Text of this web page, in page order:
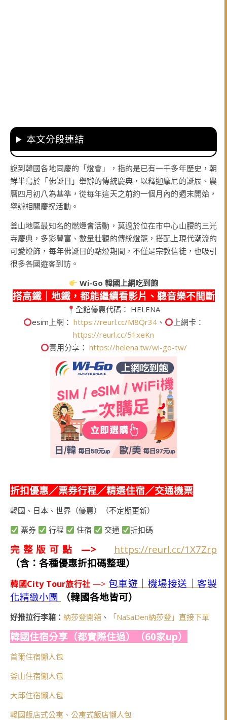
本文分段連結
說到韓國各地同慶的「燈會」，指的是已有一千多年歷史，朝
鮮半島於「佛誕日」舉辦的傳統慶典，以釋迦摩尼的誕辰、農
曆四月初八為基準，從每年這天之前約一個月內的週末開始，
舉辦相關慶祝活動。
釜山地區最知名的燃燈會活動，莫過於位在市中心山腰的三光
寺慶典，多彩豐富、數量壯觀的傳統燈籠，搭配上現代潮流的
可愛燈飾，每年佛誕日的點燈期間，不僅是宗教信徒，也吸引
很多各國遊客到訪。
Wi-Go韓國上網吃到飽
搭高鐵｜地鐵，都能繼續看影片、聽音樂不間斷
全館優惠代碼： HELENA
esim上網： https://reurl.cc/M8Qr34 、
上網卡：
https://reurl.cc/51xeKn
實用分享： https://helena.tw/wi-go-tw/
折扣優惠／票券行程／精選住宿／交通機票
韓國、日本、世界（優惠）（不定期更新）
票券
行程 住宿 交通 折扣碼
完整版可點 —>
https://reurl.cc/1X7Zrp
（含：各種優惠折扣碼整理）
韓國City Tour旅行社 —> 包車遊｜機場接送｜客製
化精緻小團
（韓國各地皆可）
好推拉行李箱： 納莎登開箱 、 「NaSaDen納莎登」直接下單
韓國住宿分享（都實際住過）（60家up）
首爾住宿懶人包
釜山住宿懶人包
大邱住宿懶人包
韓國飯店式公寓、公寓式飯店懶人包